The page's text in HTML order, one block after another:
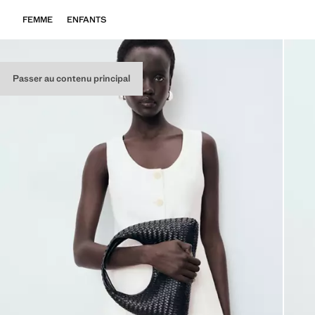
Passer au contenu principal
FEMME ENFANTS